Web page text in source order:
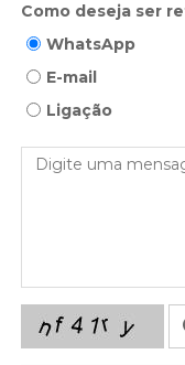
Como deseja ser
WhatsApp
E-mail
Ligação
Mensagem